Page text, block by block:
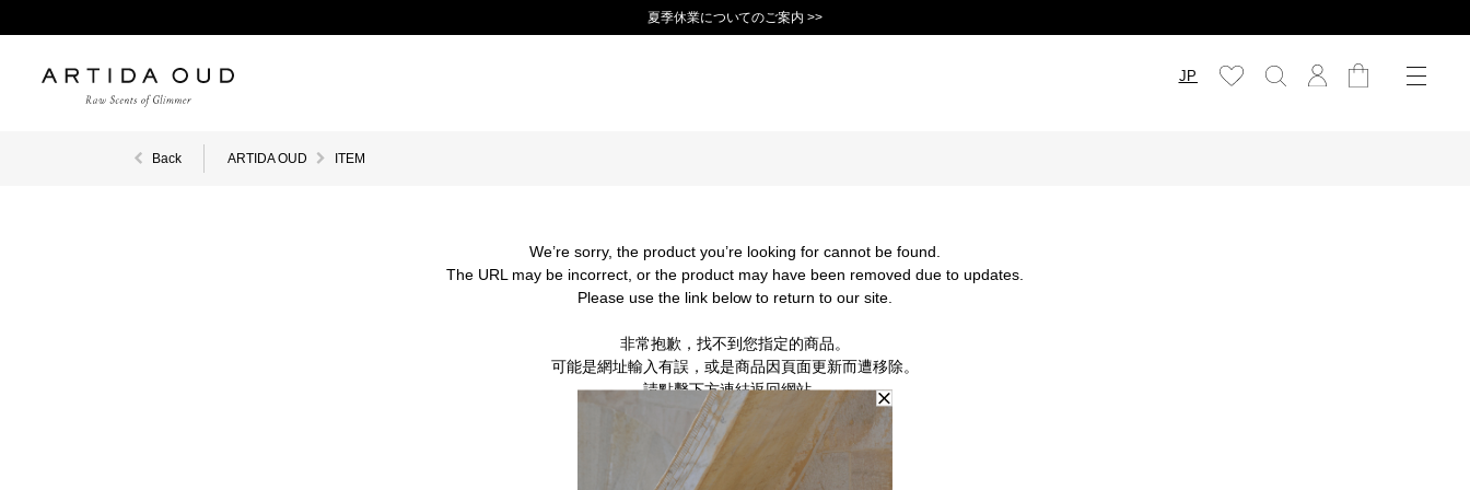
夏季休業についてのご案内 >>
JP
Back ARTIDA OUD ITEM
We’re sorry, the product you’re looking for cannot be found.
The URL may be incorrect, or the product may have been removed due to updates.
Please use the link below to return to our site.
非常抱歉，找不到您指定的商品。
可能是網址輸入有誤，或是商品因頁面更新而遭移除。
請點擊下方連結返回網站。
BACK TO TOP